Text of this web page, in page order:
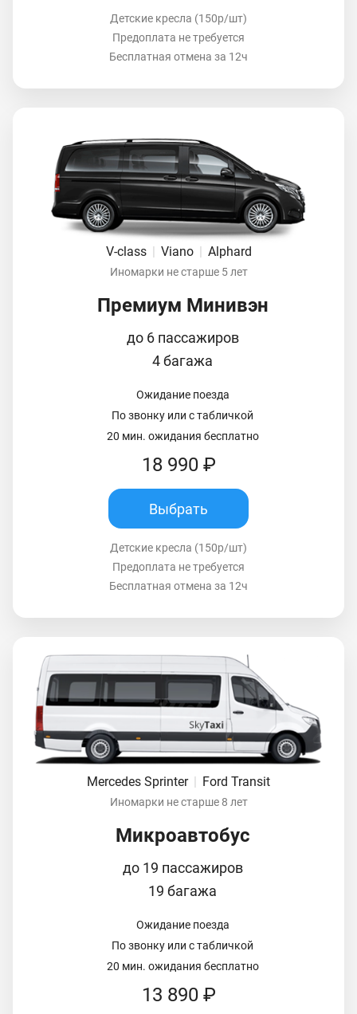
Детские кресла (150р/шт)
Предоплата не требуется
Бесплатная отмена за 12ч
V-class Viano Alphard
Иномарки не старше 5 лет
Премиум Минивэн
до 6 пассажиров
4 багажа
Ожидание поезда
По звонку или с табличкой
20 мин. ожидания бесплатно
18 990 ₽
Выбрать
Детские кресла (150р/шт)
Предоплата не требуется
Бесплатная отмена за 12ч
Mercedes Sprinter | Ford Transit
Иномарки не старше 8 лет
Микроавтобус
до 19 пассажиров
19 багажа
Ожидание поезда
По звонку или с табличкой
20 мин. ожидания бесплатно
13 890 ₽